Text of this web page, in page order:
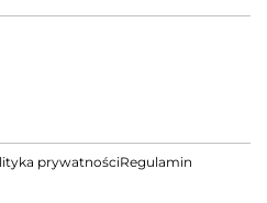
prywatnościRegulamin